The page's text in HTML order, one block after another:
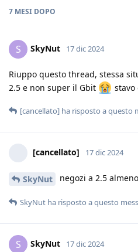
7 MESI DOPO
S SkyNut 17 dic 2024
Riuppo questo thread, stessa
2.5 e non super il Gbit
stavo
[cancellato] ha risposto a questo
[cancellato] 17 dic 2024
SkyNut negozi a 2.5
SkyNut ha risposto a questo
S SkyNut 17 dic 2024